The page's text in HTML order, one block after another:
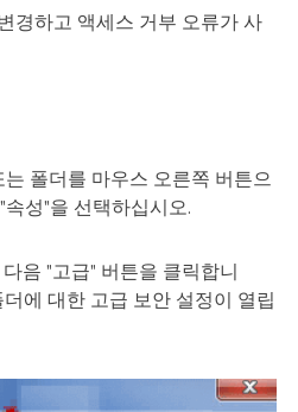
경하고 액세스 거부 오류가 사
폴더를 마우스 오른쪽 버튼으
속성"을 선택하십시오.
음 "고급" 버튼을 클릭합니
에 대한 고급 보안 설정이 열립